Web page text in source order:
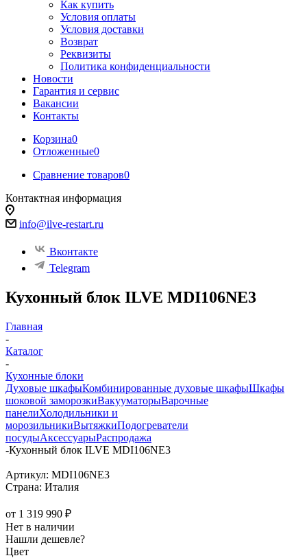
Как купить
Условия оплаты
Условия доставки
Возврат
Реквизиты
Политика конфиденциальности
Новости
Гарантия и сервис
Вакансии
Контакты
Корзина0
Отложенные0
Сравнение товаров0
Контактная информация
info@ilve-restart.ru
Вконтакте
Telegram
Кухонный блок ILVE MDI106NE3
Главная
-
Каталог
-
Кухонные блоки
Духовые шкафыКомбинированные духовые шкафыШкафы
шоковой заморозкиВакууматорыВарочные
панелиХолодильники и
морозильникиВытяжкиПодогреватели
посудыАксессуарыРаспродажа
-Кухонный блок ILVE MDI106NE3
Артикул: MDI106NE3
Страна: Италия
от 1 319 990 ₽
Нет в наличии
Нашли дешевле?
Цвет